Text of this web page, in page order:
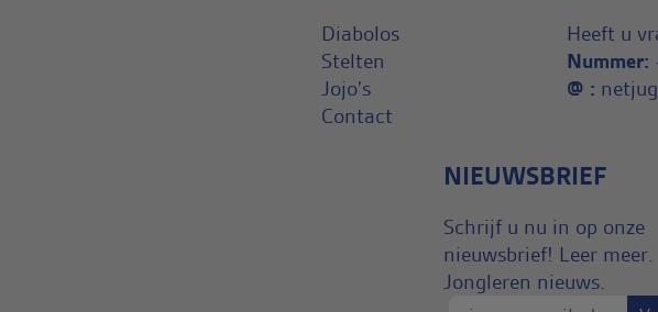
Diabolos
Stelten
Jojo's
Contact
Heeft u
Nummer:
@ :
NIEUWSBRIEF
Schrijf u nu in op onze
nieuwsbrief! Leer meer.
Jongleren nieuws.